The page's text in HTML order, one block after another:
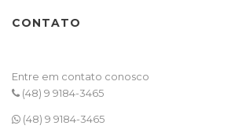
CONTATO
Entre em contato conosco
(48) 9 9184-3465
(48) 9 9184-3465